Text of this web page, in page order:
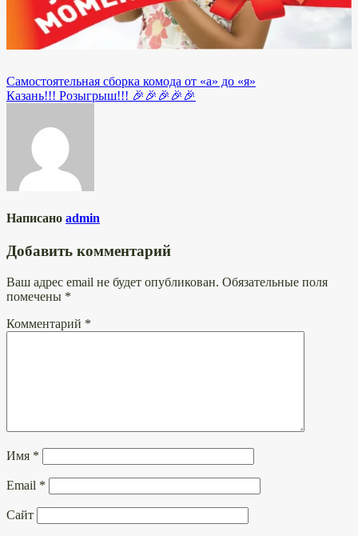
Навигация
по
записям
Самостоятельная сборка комода от «а» до «я»
Казань!!! Розыгрыш!!! 🎉🎉🎉🎉🎉
Написано admin
Добавить комментарий
Ваш адрес email не будет опубликован. Обязательные поля
помечены *
Комментарий *
Имя *
Email *
Сайт